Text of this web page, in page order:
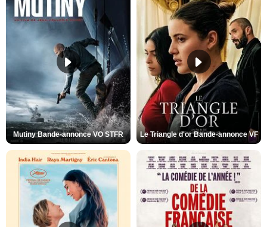
Mutiny Bande-annonce VO STFR Le Triangle d'or Bande-annonce VF